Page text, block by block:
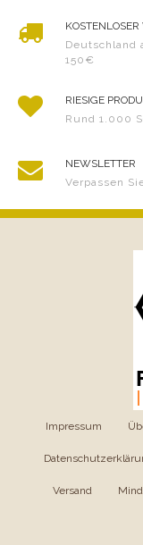
Deutschland
150€
RIESIGE
Rund 1.000
NEWSLETTER
Verpassen
Impressum
Versand